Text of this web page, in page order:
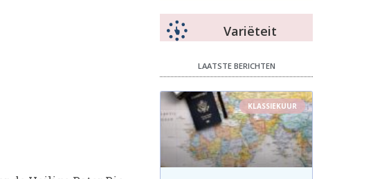
Variëteit
LAATSTE BERICHTEN
KLASSIEKUUR